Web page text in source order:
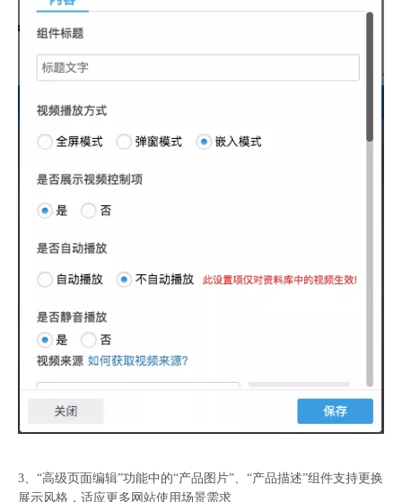
3、“高级页面编辑”功能中的“产品图片”、“产品描述”组件支持更换
展示风格，适应更多网站使用场景需求